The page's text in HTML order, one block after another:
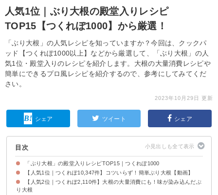
人気1位｜ぶり大根の殿堂入りレシピ
TOP15【つくれぽ1000】から厳選！
「ぶり大根」の人気レシピを知っていますか？今回は、クックパ
ッド【つくれぽ1000以上】などから厳選して、「ぶり大根」の人
気1位・殿堂入りのレシピを紹介します。大根の大量消費レシピや
簡単にできるプロ風レシピを紹介するので、参考にしてみてくだ
さい。
2023年10月29日 更新
シェア ツイート シェア
目次
「ぶり大根」の殿堂入りレシピTOP15｜つくれぽ1000
【人気1位｜つくれぽ10,347件】コツいらず！簡単ぶり大根【動画】
【人気2位｜つくれぽ2,110件】大根の大量消費にも！味が染み込んだぶ
り大根